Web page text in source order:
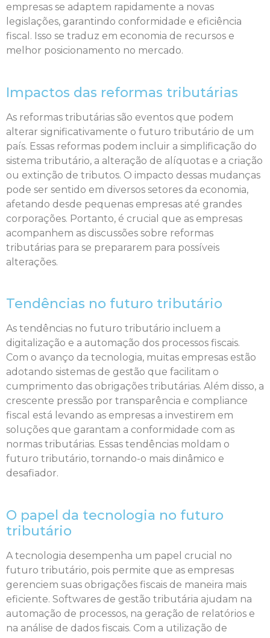
empresas se adaptem rapidamente a novas
legislações, garantindo conformidade e eficiência
fiscal. Isso se traduz em economia de recursos e
melhor posicionamento no mercado.
Impactos das reformas tributárias
As reformas tributárias são eventos que podem
alterar significativamente o futuro tributário de um
país. Essas reformas podem incluir a simplificação do
sistema tributário, a alteração de alíquotas e a criação
ou extinção de tributos. O impacto dessas mudanças
pode ser sentido em diversos setores da economia,
afetando desde pequenas empresas até grandes
corporações. Portanto, é crucial que as empresas
acompanhem as discussões sobre reformas
tributárias para se prepararem para possíveis
alterações.
Tendências no futuro tributário
As tendências no futuro tributário incluem a
digitalização e a automação dos processos fiscais.
Com o avanço da tecnologia, muitas empresas estão
adotando sistemas de gestão que facilitam o
cumprimento das obrigações tributárias. Além disso, a
crescente pressão por transparência e compliance
fiscal está levando as empresas a investirem em
soluções que garantam a conformidade com as
normas tributárias. Essas tendências moldam o
futuro tributário, tornando-o mais dinâmico e
desafiador.
O papel da tecnologia no futuro
tributário
A tecnologia desempenha um papel crucial no
futuro tributário, pois permite que as empresas
gerenciem suas obrigações fiscais de maneira mais
eficiente. Softwares de gestão tributária ajudam na
automação de processos, na geração de relatórios e
na análise de dados fiscais. Com a utilização de